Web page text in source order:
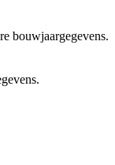
bouwjaargegevens.